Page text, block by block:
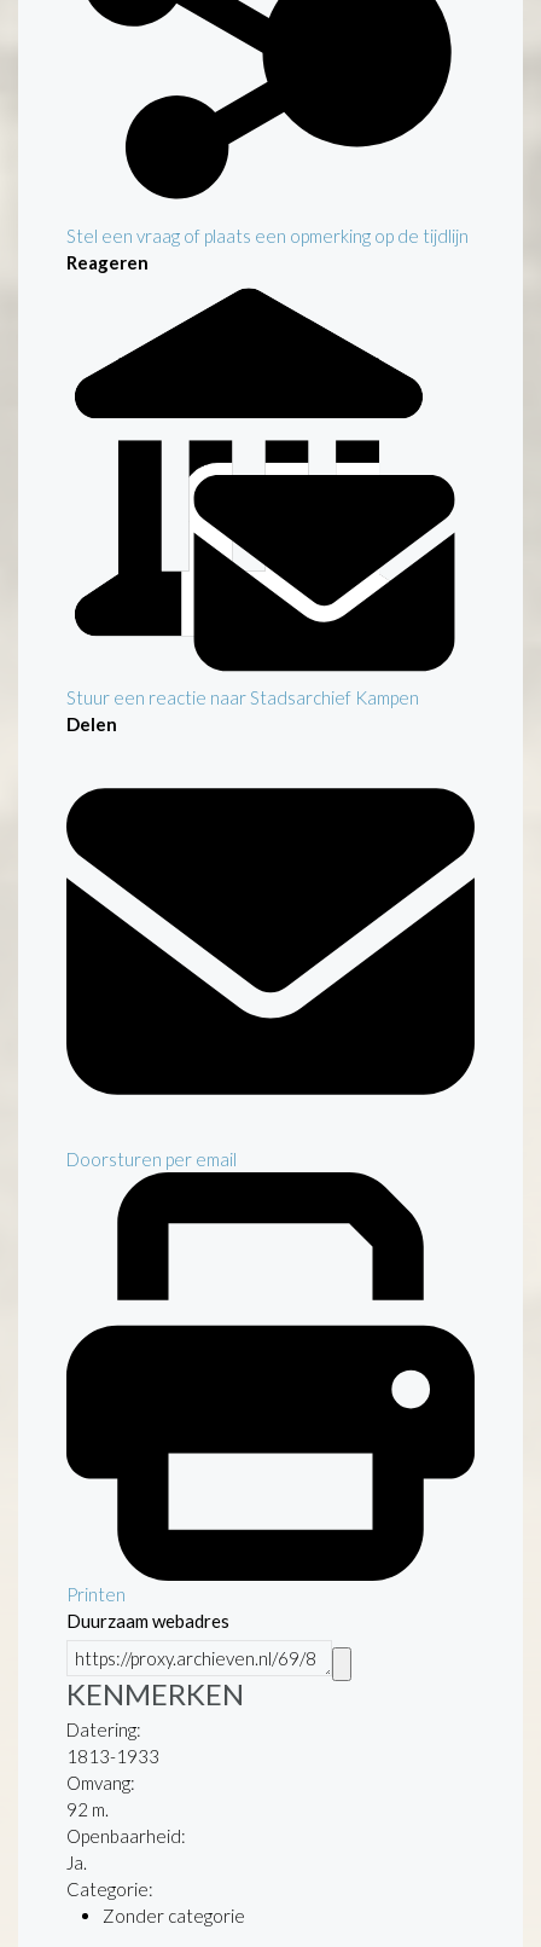
Stel een vraag of plaats een opmerking op de tijdlijn
Reageren
Stuur een reactie naar Stadsarchief Kampen
Delen
Doorsturen per email
Printen
Duurzaam webadres
KENMERKEN
Datering:
1813-1933
Omvang:
92 m.
Openbaarheid:
Ja.
Categorie:
Zonder categorie